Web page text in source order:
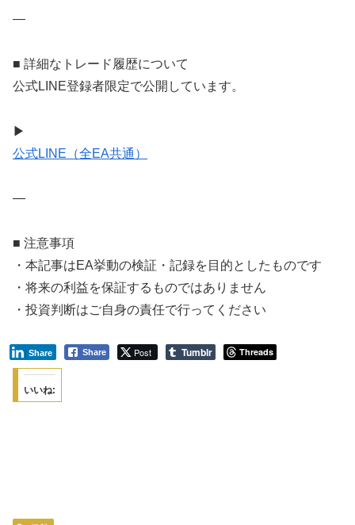
—
■ 詳細なトレード履歴について
公式LINE登録者限定で公開しています。
▶
公式LINE（全EA共通）
—
■ 注意事項
・本記事はEA挙動の検証・記録を目的としたものです
・将来の利益を保証するものではありません
・投資判断はご自身の責任で行ってください
Share Post
Share Tumblr Threads
いいね: